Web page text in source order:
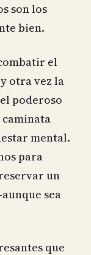
son los
bien.
el
otra vez la
poderoso
caminata
mental.
para
un
sea
que